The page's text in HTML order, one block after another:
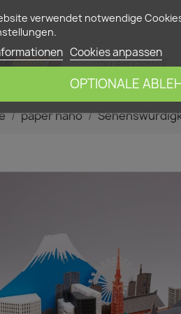
STARTSEITE
paper nano
verwendet notwendige
Cookies anpassen
OPTIONALE